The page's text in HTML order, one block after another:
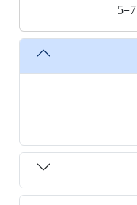
5-7